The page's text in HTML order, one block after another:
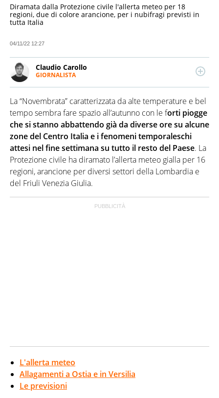
Diramata dalla Protezione civile l'allerta meteo per 18
regioni, due di colore arancione, per i nubifragi previsti in
tutta Italia
04/11/22 12:27
Claudio Carollo
GIORNALISTA
interessandosi nel tempo di tematiche sociali e
sport. Ha collaborato con diverse testate nazionali,
con esperienze anche in radio.
La “Novembrata” caratterizzata da alte temperature e bel
tempo sembra fare spazio all’autunno con le forti piogge
che si stanno abbattendo già da diverse ore su alcune
zone del Centro Italia e i fenomeni temporaleschi
attesi nel fine settimana su tutto il resto del Paese. La
Protezione civile ha diramato l’allerta meteo gialla per 16
regioni, arancione per diversi settori della Lombardia e
del Friuli Venezia Giulia.
L'allerta meteo
Allagamenti a Ostia e in Versilia
Le previsioni